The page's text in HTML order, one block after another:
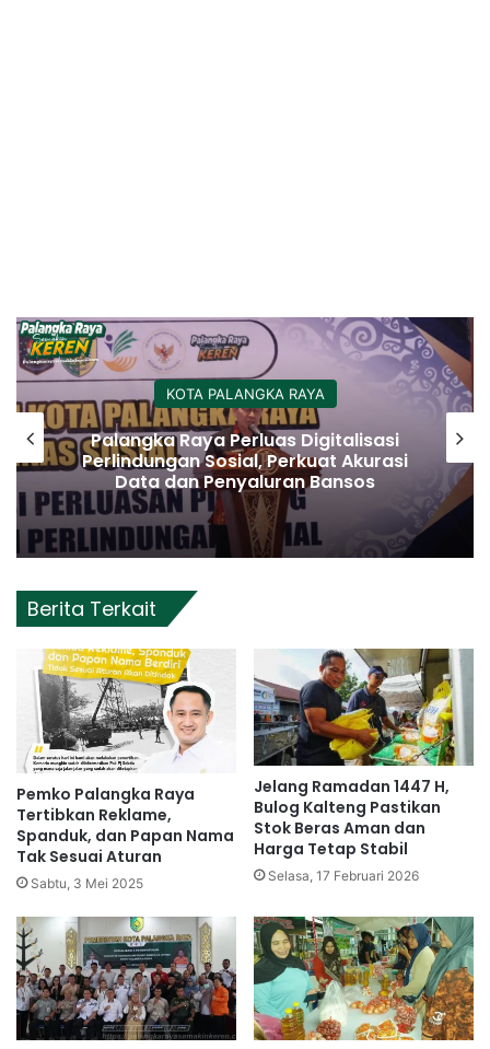
KOTA PALANGKA RAYA
Palangka Raya Perluas Digitalisasi
Perlindungan Sosial, Perkuat Akurasi
Data dan Penyaluran Bansos
Berita Terkait
Pemko Palangka Raya
Tertibkan Reklame,
Spanduk, dan Papan Nama
Tak Sesuai Aturan
Sabtu, 3 Mei 2025
Jelang Ramadan 1447 H,
Bulog Kalteng Pastikan
Stok Beras Aman dan
Harga Tetap Stabil
Selasa, 17 Februari 2026